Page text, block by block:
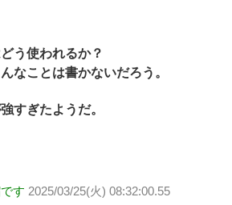
う使われるか？
なことは書かないだろう。
すぎたようだ。
す 2025/03/25(火) 08:32:00.55